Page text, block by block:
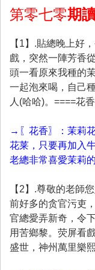
第零七零期
【1】.貼總晚上好
戲，突然一陣芳香
頭一看原來我種的
一起泡來喝，自己
人(哈哈)。====花香
→〖花香〗：茉莉
花莱，只要再加入
老總非常喜愛茉莉
【2】.尊敬的老師
前好多的贪官污吏
官總愛弄新奇，令
用苦鄉黎。荧屏看
盛世，神州萬里樂